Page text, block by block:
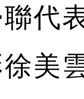
代
美